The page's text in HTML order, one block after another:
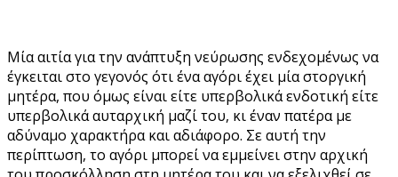
Μία αιτία για την ανάπτυξη νεύρωσης ενδεχομένως να
έγκειται στο γεγονός ότι ένα αγόρι έχει μία στοργική
μητέρα, που όμως είναι είτε υπερβολικά ενδοτική είτε
υπερβολικά αυταρχική μαζί του, κι έναν πατέρα με
αδύναμο χαρακτήρα και αδιάφορο. Σε αυτή την
περίπτωση, το αγόρι μπορεί να εμμείνει στην αρχική